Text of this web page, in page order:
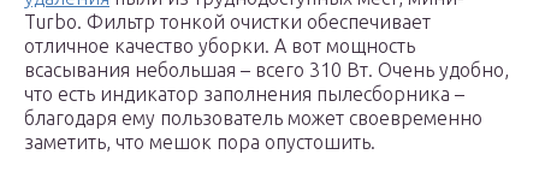
Turbo. Фильтр тонкой очистки обеспечивает
отличное качество уборки. А вот мощность
всасывания небольшая – всего 310 Вт. Очень удобно,
что есть индикатор заполнения пылесборника –
благодаря ему пользователь может своевременно
заметить, что мешок пора опустошить.